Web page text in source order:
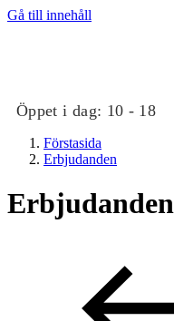
Gå till innehåll
Öppet i dag: 10 - 18
Butiker
Mat och dryck
Evenemang
Förstasida
Erbjudanden
Erbjudanden